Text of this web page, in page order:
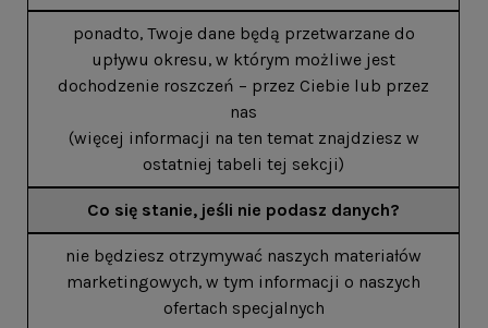
ponadto, Twoje dane będą przetwarzane do
upływu okresu, w którym możliwe jest
dochodzenie roszczeń – przez Ciebie lub przez
nas
(więcej informacji na ten temat znajdziesz w
ostatniej tabeli tej sekcji)
Co się stanie, jeśli nie podasz danych?
nie będziesz otrzymywać naszych materiałów
marketingowych, w tym informacji o naszych
ofertach specjalnych